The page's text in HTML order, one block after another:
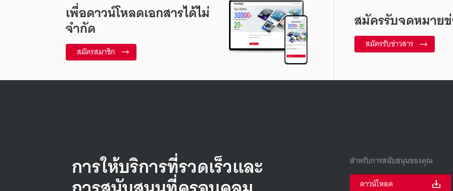
เพื่อดาวน์โหลดเอกสารได้ไม่
จำกัด
สมัครสมาชิก
สมัครรับจดหมาย
สมัครรับข่าวสาร
การให้บริการที่รวดเร็วและ
สำหรับการสนับสนุนของคุณ
ดาวน์โหลด